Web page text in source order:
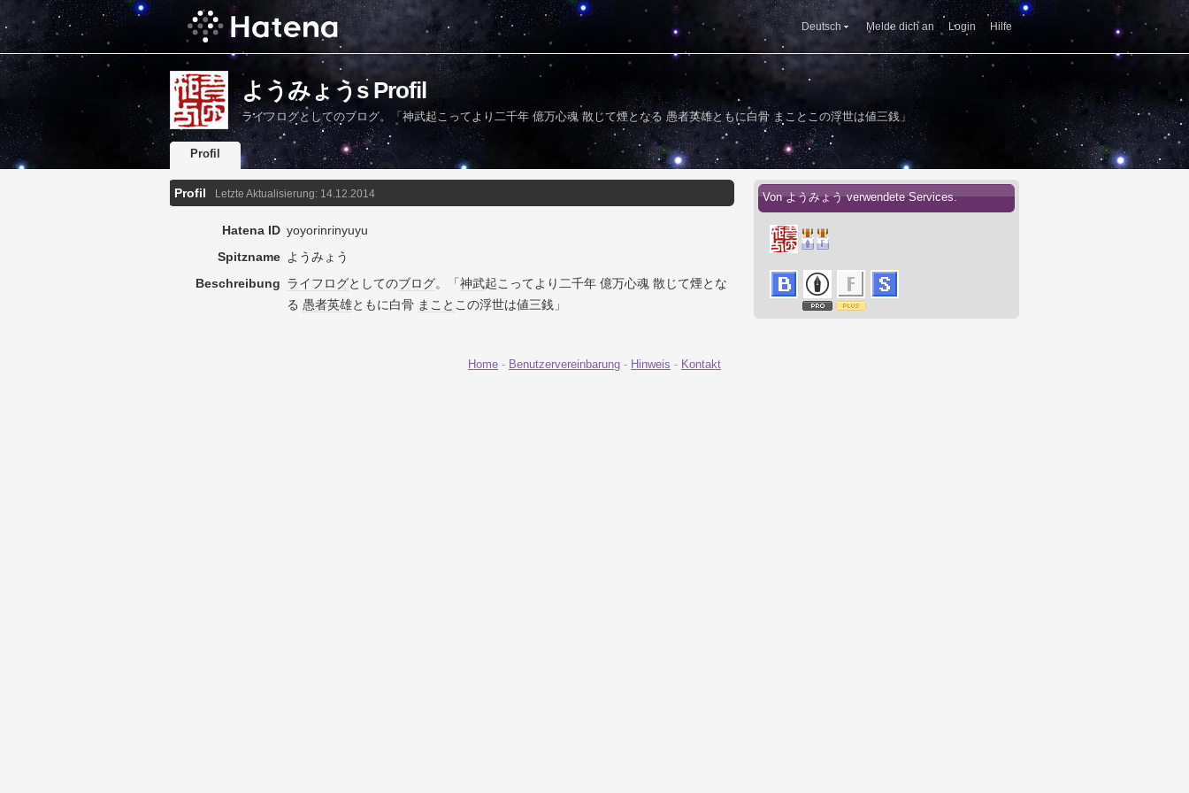
Deutsch Melde dich an Login Hilfe
ようみょうs Profil
ライフログとしてのブログ。「神武起こってより二千年 億万心魂 散じて煙となる 愚者英雄ともに白骨 まことこの浮世は値三銭」
Profil
Profil Letzte Aktualisierung: 14.12.2014
Hatena ID yoyorinrinyuyu
Spitzname ようみょう
Beschreibung ライフログとしてのブログ。「神武起こってより二千年 億万心魂 散じて煙とな
る 愚者英雄ともに白骨 まこと この浮世は値三銭」
Von ようみょう verwendete Services.
Home - Benutzervereinbarung - Hinweis - Kontakt